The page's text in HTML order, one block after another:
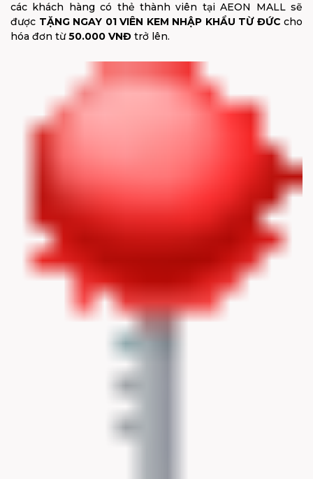
các khách hàng có thẻ thành viên tại AEON MALL sẽ
được TẶNG NGAY 01 VIÊN KEM NHẬP KHẨU TỪ ĐỨC cho
hóa đơn từ50.000 VNĐ trở lên.